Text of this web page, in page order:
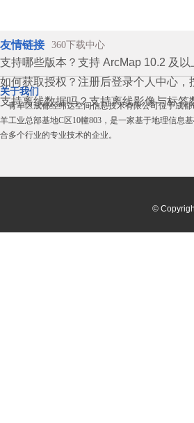
支持哪些版本？支持 ArcMap 10.2 及以
如何获取授权？注册后登录个人中心，
支持离线数据吗？支持离线影像与标
友情链接 360下载中心
关于我们
青羊区成都经纬达空间信息技术有限公司位于成都
羊工业总部基地C区10幢803，是一家基于地理信息
合多个行业的专业技术的企业。
©